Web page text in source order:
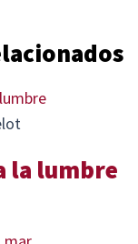
la lumbre